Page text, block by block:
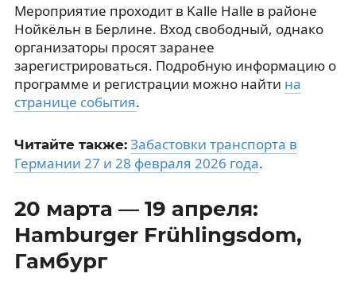
Мероприятие проходит в Kalle Halle в районе
Нойкёльн в Берлине. Вход свободный, однако
организаторы просят заранее
зарегистрироваться. Подробную информацию о
программе и регистрации можно найти на
странице события.
Читайте также: Забастовки транспорта в
Германии 27 и 28 февраля 2026 года.
20 марта — 19 апреля:
Hamburger Frühlingsdom,
Гамбург